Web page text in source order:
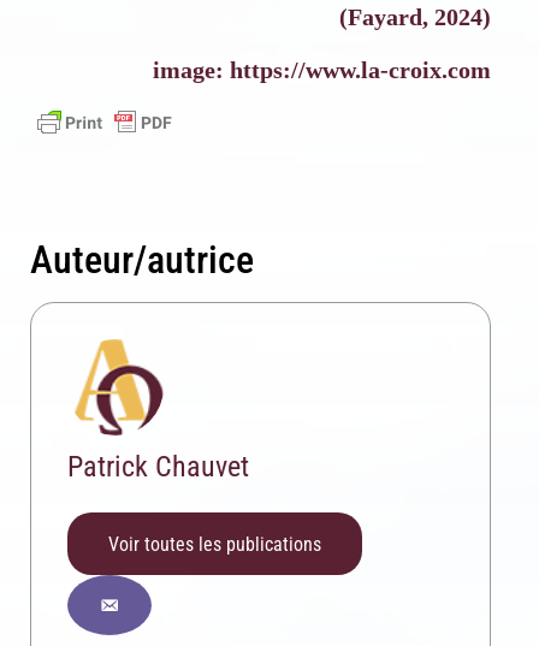
(Fayard, 2024)
image: https://www.la-croix.com
Auteur/autrice
Patrick Chauvet
Voir toutes les publications
veuillez indiquer ci-dessous votre adresse mail.
S'inscrire
Se désinscrire